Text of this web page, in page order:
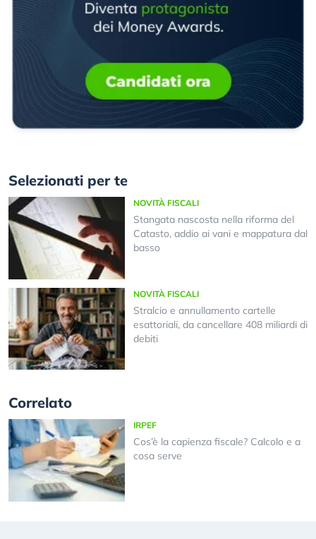
Selezionati per te
NOVITÀ FISCALI
Stangata nascosta nella riforma del
Catasto, addio ai vani e mappatura dal
basso
NOVITÀ FISCALI
Stralcio e annullamento cartelle
esattoriali, da cancellare 408 miliardi di
debiti
Correlato
IRPEF
Cos’è la capienza fiscale? Calcolo e a
cosa serve